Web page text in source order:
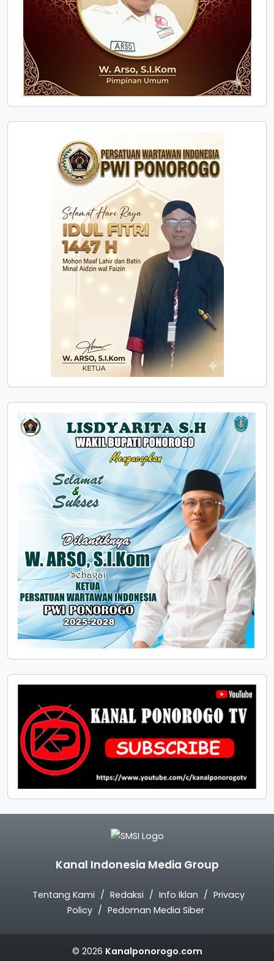
Kanal Indonesia Media Group
Tentang Kami Redaksi Info Iklan
Privacy
Policy
Pedoman Media Siber
© 2026 Kanalponorogo.com